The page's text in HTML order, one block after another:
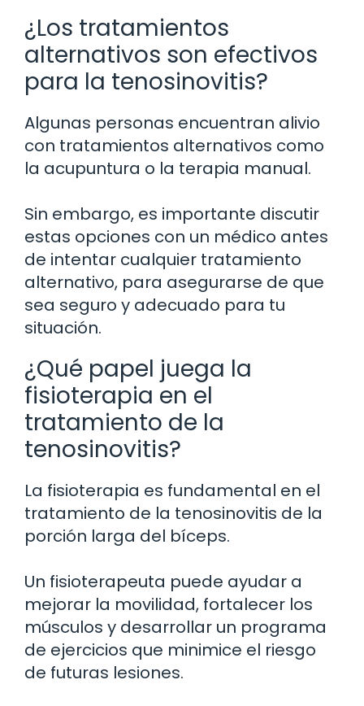
¿Los tratamientos
alternativos son efectivos
para la tenosinovitis?
Algunas personas encuentran alivio
con tratamientos alternativos como
la acupuntura o la terapia manual.
Sin embargo, es importante discutir
estas opciones con un médico antes
de intentar cualquier tratamiento
alternativo, para asegurarse de que
sea seguro y adecuado para tu
situación.
¿Qué papel juega la
fisioterapia en el
tratamiento de la
tenosinovitis?
La fisioterapia es fundamental en el
tratamiento de la tenosinovitis de la
porción larga del bíceps.
Un fisioterapeuta puede ayudar a
mejorar la movilidad, fortalecer los
músculos y desarrollar un programa
de ejercicios que minimice el riesgo
de futuras lesiones.